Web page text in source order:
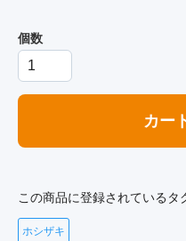
個数
カー
この商品に登録されているタ
ホシザキ